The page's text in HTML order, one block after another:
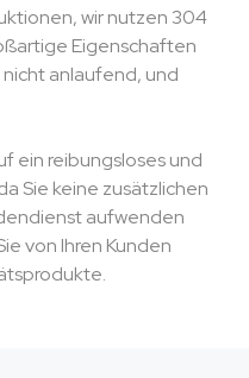
wir nutzen 304
Eigenschaften
anlaufend, und
ein reibungsloses und
Sie keine zusätzlichen
aufwenden
von Ihren Kunden